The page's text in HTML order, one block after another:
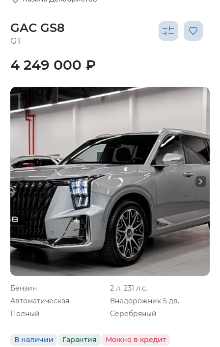
GAC GS8
GT
Бензин
2 л, 231 л.с.
Автоматическая
Внедорожник 5 дв.
Полный
Серебряный
В наличии Гарантия Можно в кредит
4 249 000 ₽